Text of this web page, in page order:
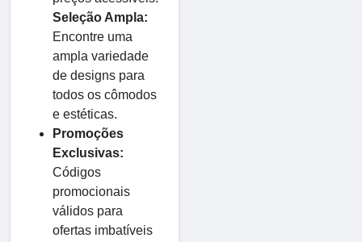
Seleção Ampla:
Encontre uma
ampla variedade
de designs para
todos os cômodos
e estéticas.
Promoções
Exclusivas:
Códigos
promocionais
válidos para
ofertas imbatíveis